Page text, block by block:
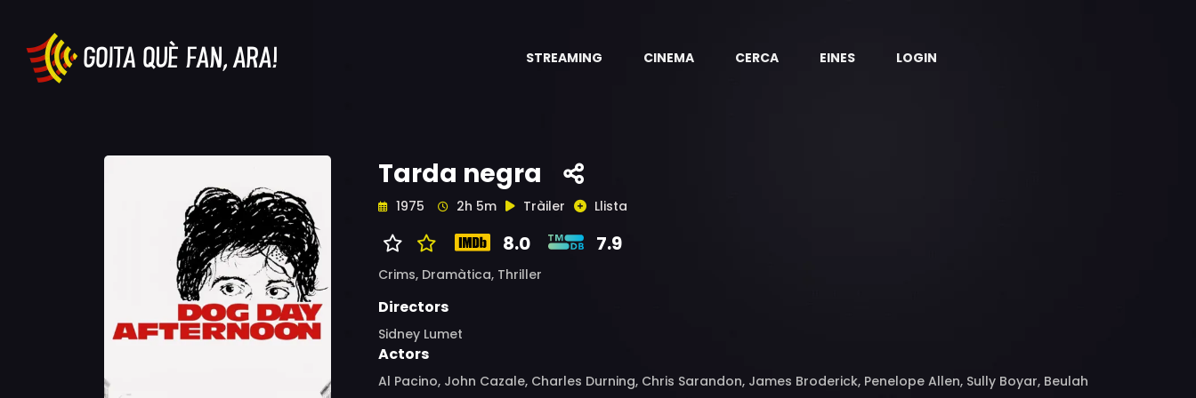
STREAMING CINEMA CERCA EINES LOGIN
Tarda negra
1975 2h 5m Tràiler Llista
8.0 7.9
Crims, Dramàtica, Thriller
Directors
Sidney Lumet
Actors
Al Pacino, John Cazale, Charles Durning, Chris Sarandon, James Broderick, Penelope Allen, Sully Boyar, Beulah